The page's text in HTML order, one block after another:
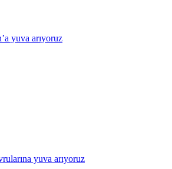
yuva arıyoruz
yuva arıyoruz